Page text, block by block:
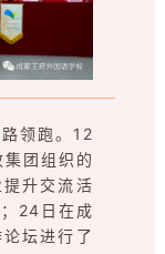
领跑。12
团组织的
升交流活
24日在成
坛进行了